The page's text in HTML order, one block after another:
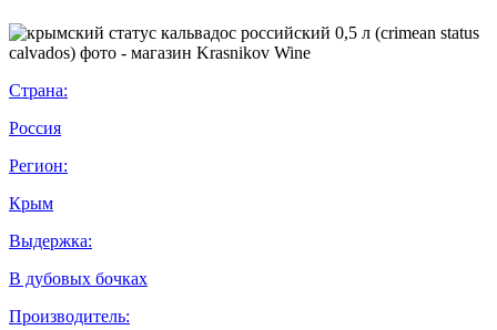
Страна:
Россия
Регион:
Крым
Выдержка:
В дубовых бочках
Производитель: